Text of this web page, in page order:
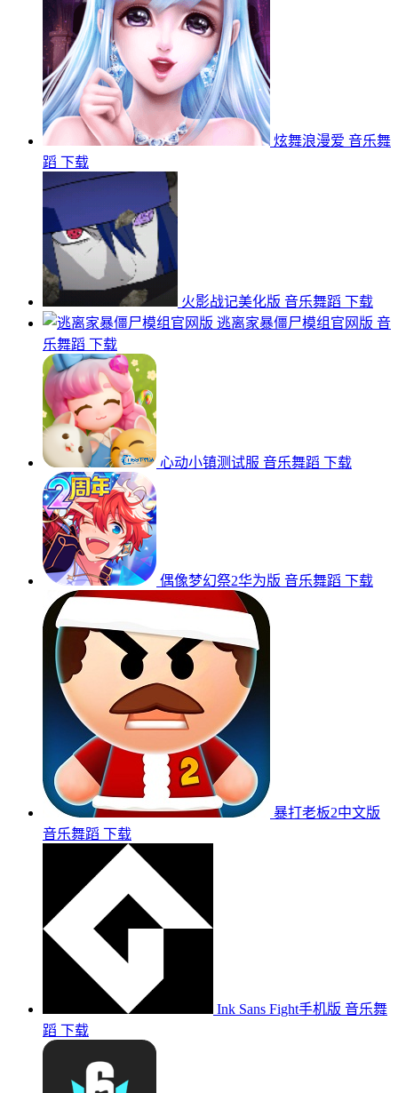
炫舞浪漫爱 音乐舞
蹈 下载
火影战记美化版 音乐舞蹈 下载
逃离家暴僵尸模组官网版 音
乐舞蹈 下载
心动小镇测试服 音乐舞蹈 下载
偶像梦幻祭2华为版 音乐舞蹈 下载
暴打老板2中文版
音乐舞蹈 下载
Ink Sans Fight手机版 音乐舞
蹈 下载